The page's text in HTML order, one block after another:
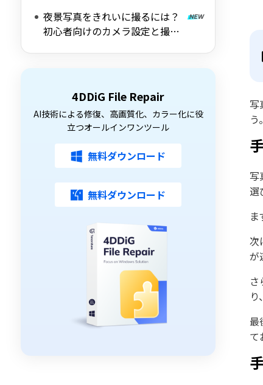
夜景写真をきれいに撮るには？
初心者向けのカメラ設定と撮影
4DDiG File Repair
AI技術による修復、高画質化、カラー化に役
立つオールインワンツール
無料ダウンロード
無料ダウンロード
写
う。
写
選
次
が
最
て